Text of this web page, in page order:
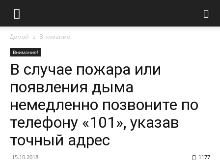
Домой Внимание!
Внимание!
В случае пожара или
появления дыма
немедленно позвоните по
телефону «101», указав
точный адрес
15.10.2018 1177